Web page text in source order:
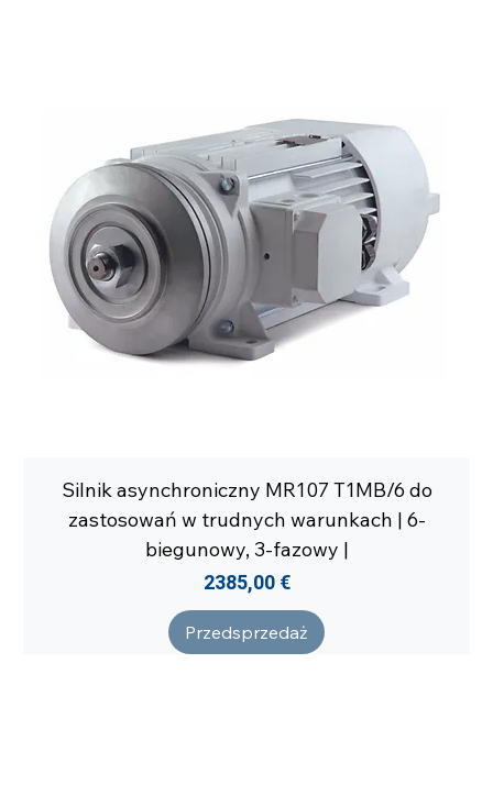
Silnik asynchroniczny MR107 T1MB/6 do
zastosowań w trudnych warunkach | 6-
biegunowy, 3-fazowy |
Cena
2385,00 €
Przedsprzedaż